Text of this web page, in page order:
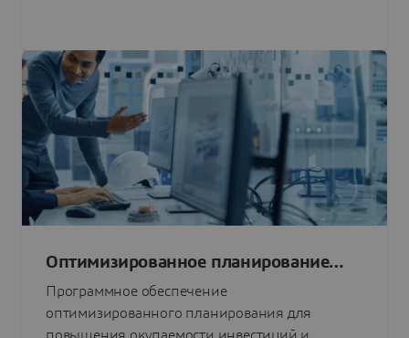
Оптимизированное планирование
поставок
Программное обеспечение
оптимизированного планирования для